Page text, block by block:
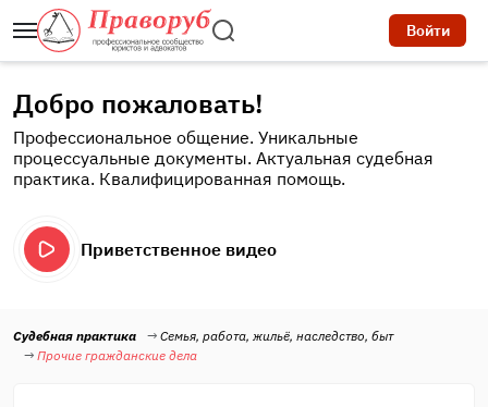
Войти
Добро пожаловать!
Профессиональное общение. Уникальные
процессуальные документы. Актуальная судебная
практика. Квалифицированная помощь.
Приветственное видео
Судебная практика
Семья, работа, жильё, наследство, быт
Прочие гражданские дела